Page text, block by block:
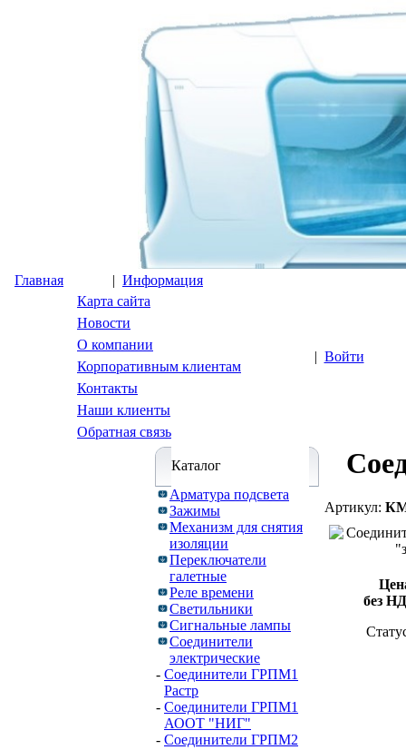
Главная | Информация
Карта сайта
Новости
О компании
Корпоративным клиентам
Контакты
Наши клиенты
Обратная связь
| Войти
Каталог
Арматура подсвета
Зажимы
Механизм для снятия
изоляции
Переключатели
галетные
Реле времени
Светильники
Сигнальные лампы
Соединители
электрические
- Соединители ГРПМ1
Растр
- Соединители ГРПМ1
АООТ "НИГ"
- Соединители ГРПМ2
Артикул:
без